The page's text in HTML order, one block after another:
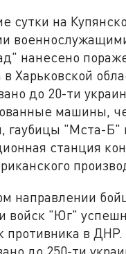
сутки на
нанесено
в Харьковской
до 20-ти
машины,
гаубицы "Мста-Б"
станция
направлении
войск "Юг"
противника в ДНР.
до 250-ти